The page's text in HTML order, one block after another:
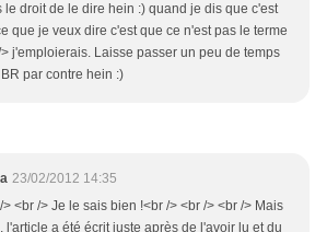
le droit de le dire hein :) quand je dis que c'est
que je veux dire c'est que ce n'est pas le terme
j'emploierais. Laisse passer un peu de temps
par contre hein :)
23/02/2012 14:35
> <br /> Je le sais bien !<br /> <br /> <br /> Mais
l'article a été écrit juste après de l'avoir lu et du